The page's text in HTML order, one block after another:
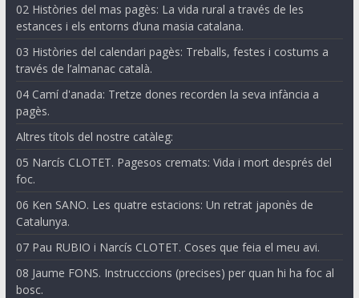
02 Històries del mas pagès: La vida rural a través de les
estances i els entorns d’una masia catalana.
03 Històries del calendari pagès: Treballs, festes i costums a
través de l’almanac català.
04 Camí d'anada: Tretze dones recorden la seva infància a
pagès.
Altres títols del nostre catàleg:
05 Narcís CLOTET. Pagesos cremats: Vida i mort després del
foc.
06 Ken SANO. Les quatre estacions: Un retrat japonès de
Catalunya.
07 Pau RUBIO i Narcís CLOTET. Coses que feia el meu avi.
08 Jaume FONS. Instrucccions (precises) per quan hi ha foc al
bosc.